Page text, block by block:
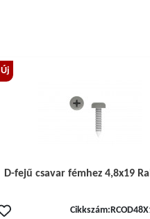
Új
D-fejű csavar fémhez 4,8x19
Cikkszám: